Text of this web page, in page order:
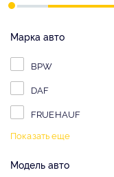
Марка авто
BPW
DAF
FRUEHAUF
Показать еще
Модель авто